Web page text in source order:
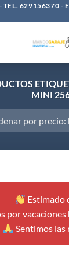
TEL. 629156370 -
MINI
Estimado
por
Sentimos las